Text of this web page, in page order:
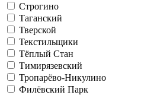
Строгино
Таганский
Тверской
Текстильщики
Тёплый Стан
Тимирязевский
Тропарёво-Никулино
Филёвский Парк